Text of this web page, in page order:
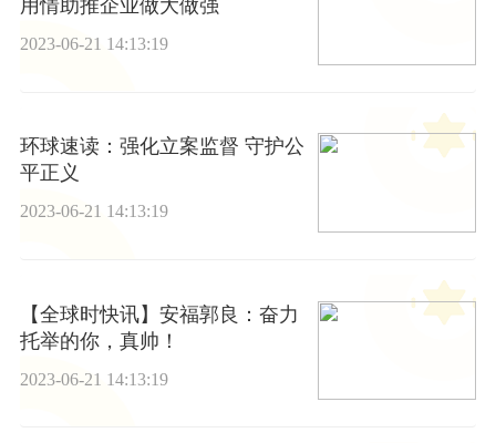
用情助推企业做大做强
2023-06-21 14:13:19
环球速读：强化立案监督 守护公
平正义
2023-06-21 14:13:19
【全球时快讯】安福郭良：奋力
托举的你，真帅！
2023-06-21 14:13:19